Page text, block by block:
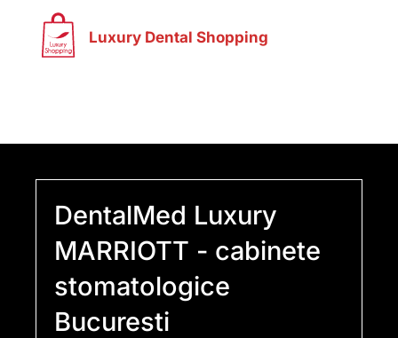
Luxury Dental Shopping
DentalMed Luxury
MARRIOTT - cabinete
stomatologice
Bucuresti